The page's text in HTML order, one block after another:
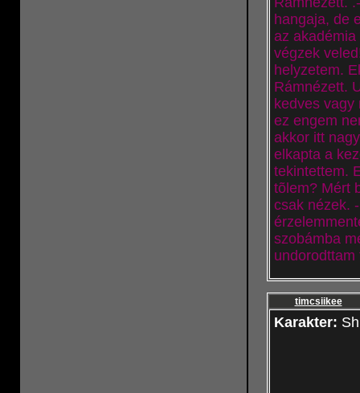
hangaja, de
az
végzek
helyzetem.
Rámnézett.
kedves
ez engem
akkor itt
elkapta a
tekintettem.
tõlem? Mért
csak nézek.
szobámba
timcsiikee
Karakter: